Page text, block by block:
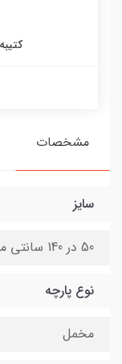
مشخصات
سایز
50 در 140 سانتی متر
نوع پارچه
مخمل